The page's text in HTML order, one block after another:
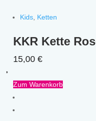
Kids Ketten
KKR Kette
15,00€
Zum Warenkorb